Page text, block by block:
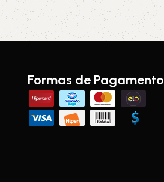
Formas de Pagamento